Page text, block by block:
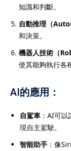
知識和判斷。
自動推理（
和決策。
機器人技術（
使其能夠執行各
AI的應用：
自駕車 ：AI可
現自主駕駛。
智能助手 ：像